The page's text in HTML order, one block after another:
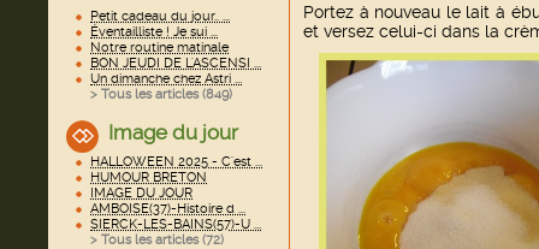
Petit cadeau du jour.. ...
Éventailliste ! Je sui ...
Notre routine matinale
BON JEUDI DE L'ASCENSI ...
Un dimanche chez Astri ...
> Tous les articles (849)
Image du jour
HALLOWEEN 2025 - C'est ...
HUMOUR BRETON
IMAGE DU JOUR
AMBOISE(37)-Histoire d ...
SIERCK-LES-BAINS(57)-U ...
> Tous les articles (72)
Portez à nouveau le lait à
et versez celui-ci dans la